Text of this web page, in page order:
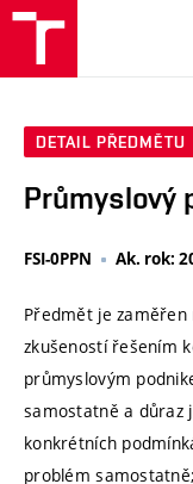
DETAIL PŘEDMĚTU
Průmyslový
FSI-0PPN Ak. rok:
Předmět je
zkušeností řešením
průmyslovým
samostatně a důraz
konkrétních
problém